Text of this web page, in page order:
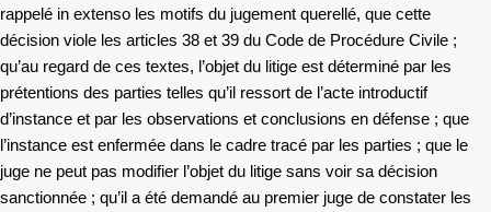
rappelé in extenso les motifs du jugement querellé, que cette
décision viole les articles 38 et 39 du Code de Procédure Civile ;
qu’au regard de ces textes, l’objet du litige est déterminé par les
prétentions des parties telles qu’il ressort de l’acte introductif
d’instance et par les observations et conclusions en défense ; que
l’instance est enfermée dans le cadre tracé par les parties ; que le
juge ne peut pas modifier l’objet du litige sans voir sa décision
sanctionnée ; qu’il a été demandé au premier juge de constater les